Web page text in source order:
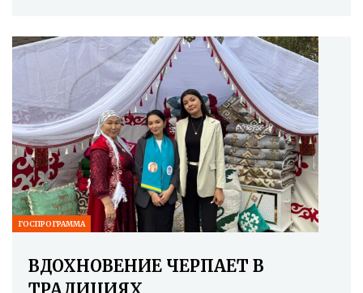
ГОСПРОГРАММА
ВДОХНОВЕНИЕ ЧЕРПАЕТ В